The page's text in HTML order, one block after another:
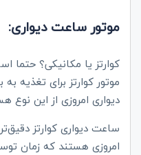
موتور ساعت دیواری:
کوارتز یا مکانیکی؟ حتما
موتور کوارتز برای تغذیه
دیواری امروزی از این نوع
ساعت‌ دیواری کوارتز
امروزی هستند که زمان